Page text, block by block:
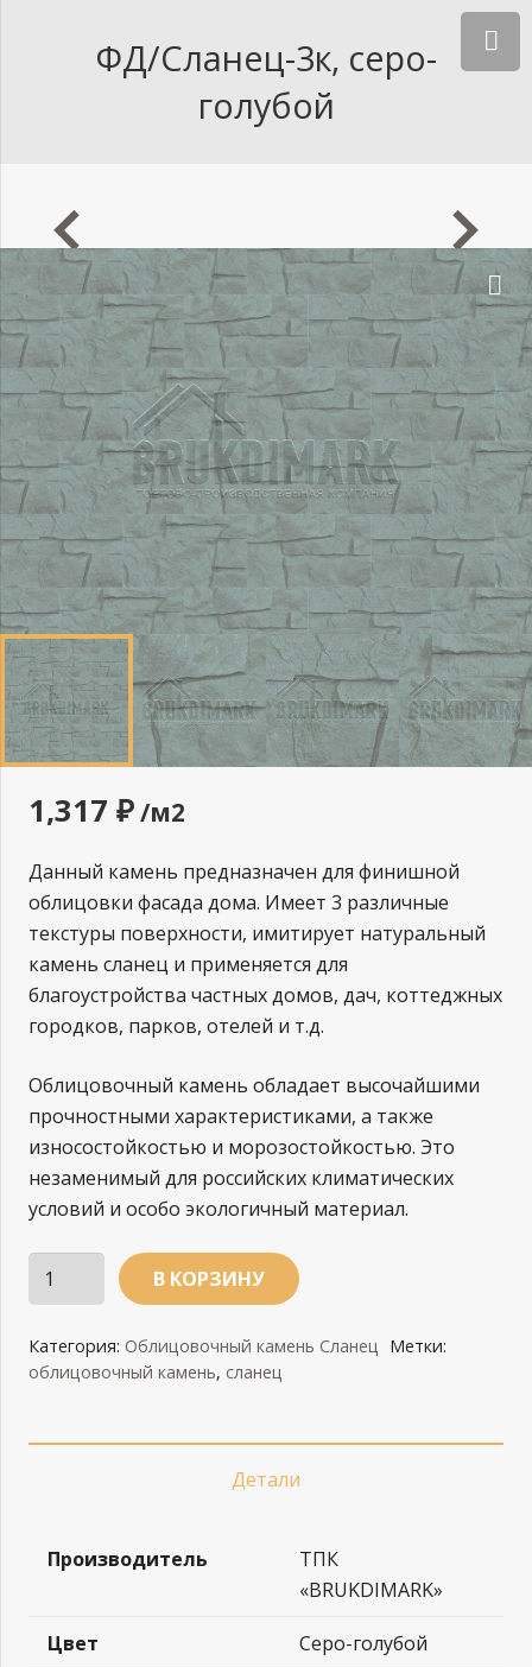
ФД/Сланец-3к, серо-
голубой
1,317 ₽/м2
Данный камень предназначен для финишной
облицовки фасада дома. Имеет 3 различные
текстуры поверхности, имитирует натуральный
камень сланец и применяется для
благоустройства частных домов, дач, коттеджных
городков, парков, отелей и т.д.
Облицовочный камень обладает высочайшими
прочностными характеристиками, а также
износостойкостью и морозостойкостью. Это
незаменимый для российских климатических
условий и особо экологичный материал.
Количество
ФД/
серо-
голубой
В КОРЗИНУ
Категория: Облицовочный камень Сланец Метки:
облицовочный камень, сланец
Детали
Производитель
ТПК
«BRUKDIMARK»
Цвет Серо-голубой